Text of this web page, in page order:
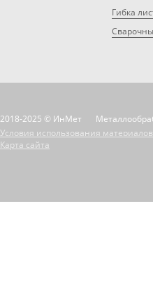
Гибка
2018-2025 © ИнМет
Условия использования
Карта сайта